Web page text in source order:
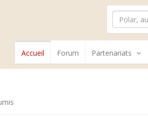
Accueil Forum Partenariats